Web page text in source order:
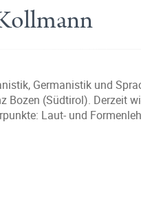
Germanistik und
Bozen (Südtirol). Derzeit
Laut- und